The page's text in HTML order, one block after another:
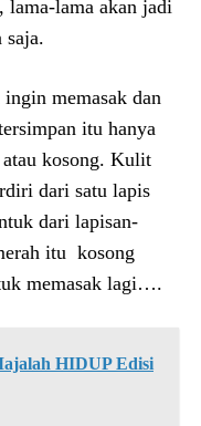
lama-lama akan jadi
saja.
memasak dan
itu hanya
kosong. Kulit
dari satu lapis
dari lapisan-
itu kosong
memasak lagi….
HIDUP Edisi